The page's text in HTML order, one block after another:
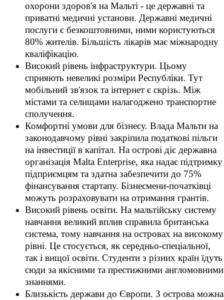
охорони здоров'я на Мальті - це державні та
приватні медичні установи. Державні медичні
послуги є безкоштовними, ними користуються
80% жителів. Більшість лікарів має міжнародну
кваліфікацію.
Високий рівень інфраструктури. Цьому
сприяють невеликі розміри Республіки. Тут
мобільний зв'язок та інтернет є скрізь. Між
містами та селищами налагоджено транспортне
сполучення.
Комфортні умови для бізнесу. Влада Мальти на
законодавчому рівні закріпила податкові пільги
на інвестиції в капітал. На острові діє державна
організація Malta Enterprise, яка надає підтримку
підприємцям та здатна забезпечити до 75%
фінансування стартапу. Бізнесмени-початківці
можуть розраховувати на отримання грантів.
Високий рівень освіти. На мальтійську систему
навчання великий вплив справила британська
система, тому навчання на островах на високому
рівні. Це стосується, як середньо-спеціальної,
так і вищої освіти. Студенти з різних країн їдуть
сюди за якісними та престижними англомовними
знаннями.
Близькість держави до Європи. З острова можна